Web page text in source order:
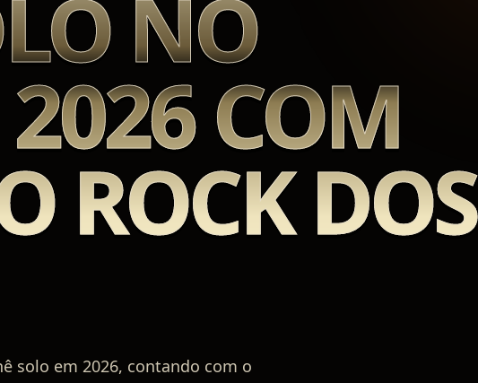
NO
COM
ROCK DOS
solo em 2026, contando com o